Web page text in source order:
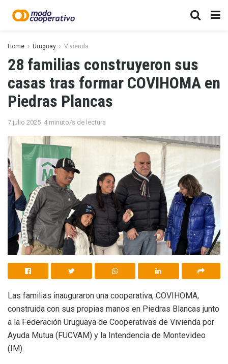
Home Uruguay Vivienda
28 familias construyeron sus
casas tras formar COVIHOMA en
Piedras Plancas
7 julio 2025 4 minuto/s de lectura
Las familias inauguraron una cooperativa, COVIHOMA,
construida con sus propias manos en Piedras Blancas junto
a la Federación Uruguaya de Cooperativas de Vivienda por
Ayuda Mutua (FUCVAM) y la Intendencia de Montevideo
(IM).